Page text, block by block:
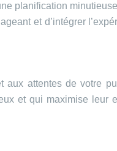
planification
et d’intégrer
aux attentes de
et qui maximise